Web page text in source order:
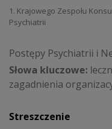
1. Krajowego Zespołu
Psychiatrii
Postępy Psychiatrii i
Słowa kluczowe:
zagadnienia
Streszczenie